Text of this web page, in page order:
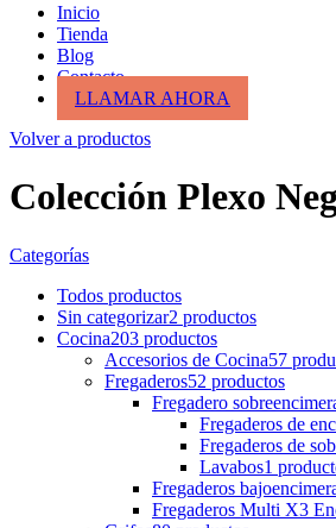
Inicio
Tienda
Blog
Contacto
LLAMAR AHORA
Volver a productos
Colección Plexo
Categorías
Todos productos
Sin categorizar2 productos
Cocina203 productos
Accesorios de Cocina57
Fregaderos52 productos
Fregadero
Fregaderos de
Fregaderos de
Lavabos1
Fregaderos
Fregaderos Multi X3